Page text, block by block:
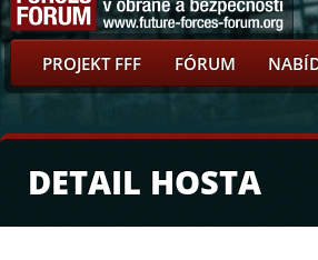
PROJEKT FFF FÓRUM
DETAIL HOSTA